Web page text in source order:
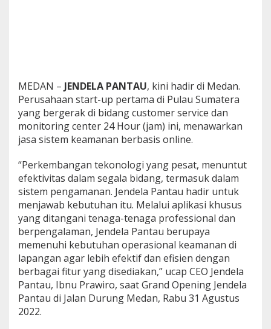
a
n
a
n
B
e
b
a
s
i
s
O
l
i
n
e
MEDAN – JENDELA PANTAU, kini hadir di Medan.
Perusahaan start-up pertama di Pulau Sumatera
yang bergerak di bidang customer service dan
monitoring center 24 Hour (jam) ini, menawarkan
jasa sistem keamanan berbasis online.
“Perkembangan tekonologi yang pesat, menuntut
efektivitas dalam segala bidang, termasuk dalam
sistem pengamanan. Jendela Pantau hadir untuk
menjawab kebutuhan itu. Melalui aplikasi khusus
yang ditangani tenaga-tenaga professional dan
berpengalaman, Jendela Pantau berupaya
memenuhi kebutuhan operasional keamanan di
lapangan agar lebih efektif dan efisien dengan
berbagai fitur yang disediakan,” ucap CEO Jendela
Pantau, Ibnu Prawiro, saat Grand Opening Jendela
Pantau di Jalan Durung Medan, Rabu 31 Agustus
2022.